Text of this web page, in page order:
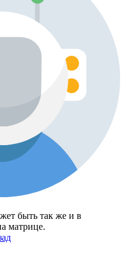
быть так же и в
матрице.